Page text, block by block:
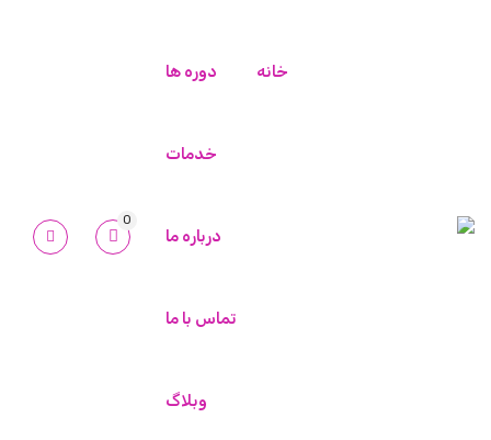
خانه دوره ها
خدمات
درباره ما
تماس با ما
وبلاگ
0